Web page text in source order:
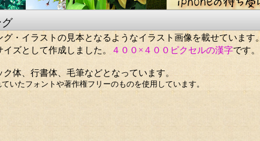
グ・イラストの見本となるようなイラスト画像を載せています。
ズとして作成しました。
４００×４００ピクセルの漢字です。
体、行書体、毛筆などとなっています。
いたフォントや著作権フリーのものを使用しています。